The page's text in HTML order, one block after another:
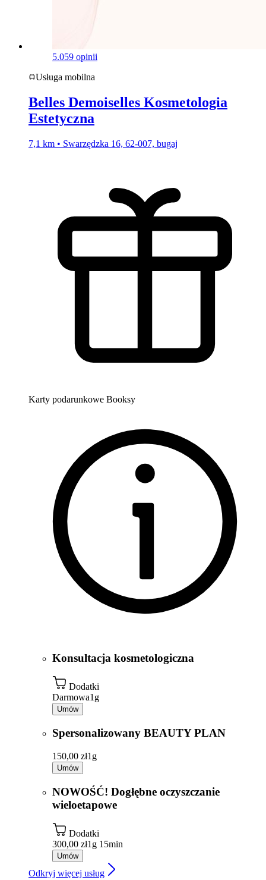
5.059 opinii
Usługa mobilna
Belles Demoiselles Kosmetologia
Estetyczna
7,1 km • Swarzędzka 16, 62-007, bugaj
Karty podarunkowe Booksy
Konsultacja kosmetologiczna
Dodatki
Darmowa1g
Umów
Spersonalizowany BEAUTY PLAN
150,00 zł1g
Umów
NOWOŚĆ! Dogłębne oczyszczanie
wieloetapowe
Dodatki
300,00 zł1g 15min
Umów
Odkryj więcej usług